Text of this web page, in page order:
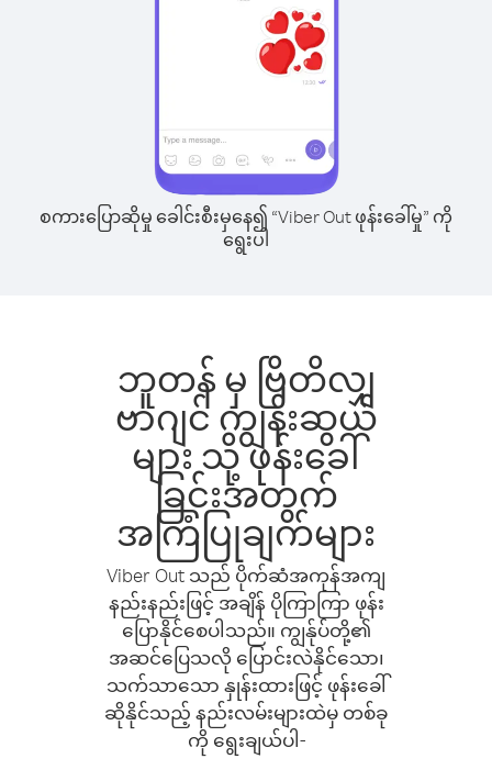
စကားပြောဆိုမှု ခေါင်းစီးမှနေ၍ “Viber Out ဖုန်းခေါ်မှု” ကို
ရွေးပါ
ဘူတန် မှ ဗြိတိလျှ
ဗာဂျင် ကျွန်းဆွယ်
များ သို့ ဖုန်းခေါ်
ခြင်းအတွက်
အကြံပြုချက်များ
Viber Out သည် ပိုက်ဆံအကုန်အကျ
နည်းနည်းဖြင့် အချိန် ပိုကြာကြာ ဖုန်း
ပြောနိုင်စေပါသည်။ ကျွန်ုပ်တို့၏
အဆင်ပြေသလို ပြောင်းလဲနိုင်သော၊
သက်သာသော နှုန်းထားဖြင့် ဖုန်းခေါ်
ဆိုနိုင်သည့် နည်းလမ်းများထဲမှ တစ်ခု
ကို ရွေးချယ်ပါ-